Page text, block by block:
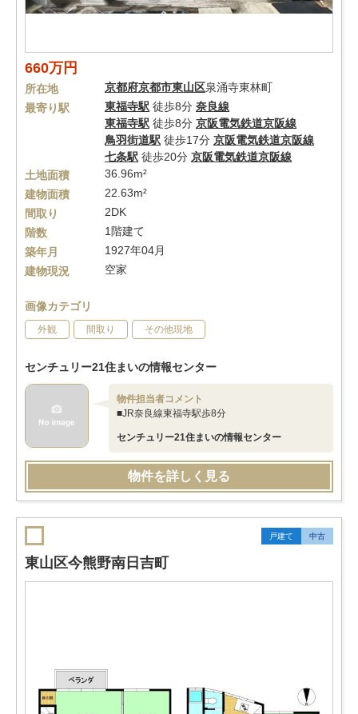
660万円
所在地 京都府京都市東山区泉涌寺東林町
最寄り駅
東福寺駅 徒歩8分 奈良線
東福寺駅 徒歩8分 京阪電気鉄道京阪線
鳥羽街道駅 徒歩17分 京阪電気鉄道京阪線
七条駅 徒歩20分 京阪電気鉄道京阪線
土地面積
36.96m²
建物面積
22.63m²
間取り
2DK
階数
1階建て
築年月
1927年04月
建物現況
空家
画像カテゴリ
外観 間取り その他現地
センチュリー21住まいの情報センター
物件担当者コメント
■JR奈良線東福寺駅歩8分
センチュリー21住まいの情報センター
物件を詳しく見る
戸建て 中古
東山区今熊野南日吉町